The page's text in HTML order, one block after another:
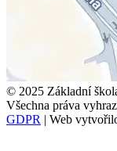
© 2025 Základní
Všechna práva
GDPR | Web